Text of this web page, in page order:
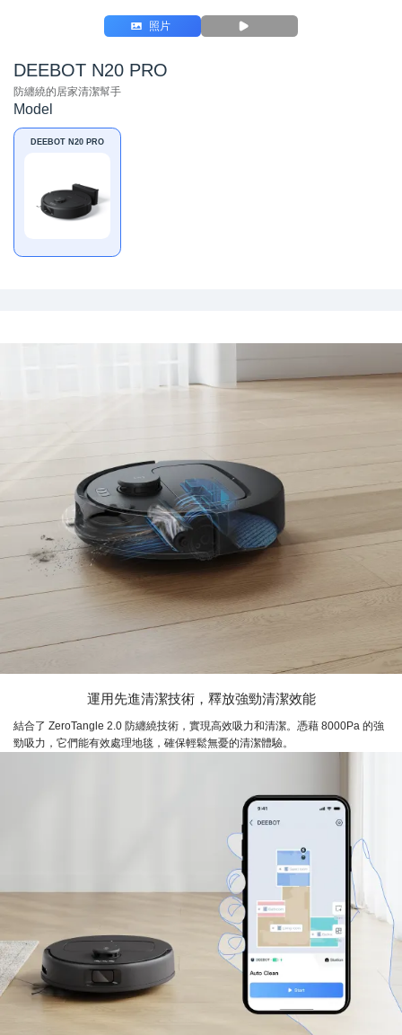
照片
DEEBOT N20 PRO
防纏繞的居家清潔幫手
Model
DEEBOT N20 PRO
運用先進清潔技術，釋放強勁清潔效能
結合了 ZeroTangle 2.0 防纏繞技術，實現高效吸力和清潔。憑藉 8000Pa 的強
勁吸力，它們能有效處理地毯，確保輕鬆無憂的清潔體驗。